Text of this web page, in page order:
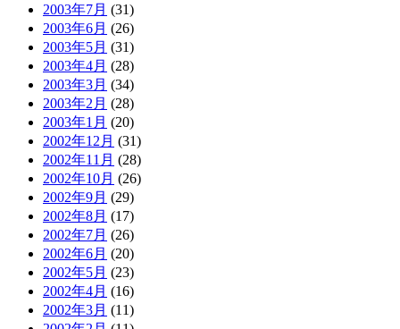
2003年7月 (31)
2003年6月 (26)
2003年5月 (31)
2003年4月 (28)
2003年3月 (34)
2003年2月 (28)
2003年1月 (20)
2002年12月 (31)
2002年11月 (28)
2002年10月 (26)
2002年9月 (29)
2002年8月 (17)
2002年7月 (26)
2002年6月 (20)
2002年5月 (23)
2002年4月 (16)
2002年3月 (11)